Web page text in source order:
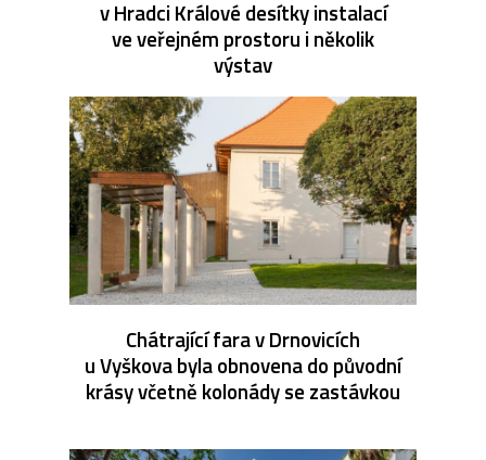
v Hradci Králové desítky instalací
ve veřejném prostoru i několik
výstav
Chátrající fara v Drnovicích
u Vyškova byla obnovena do původní
krásy včetně kolonády se zastávkou